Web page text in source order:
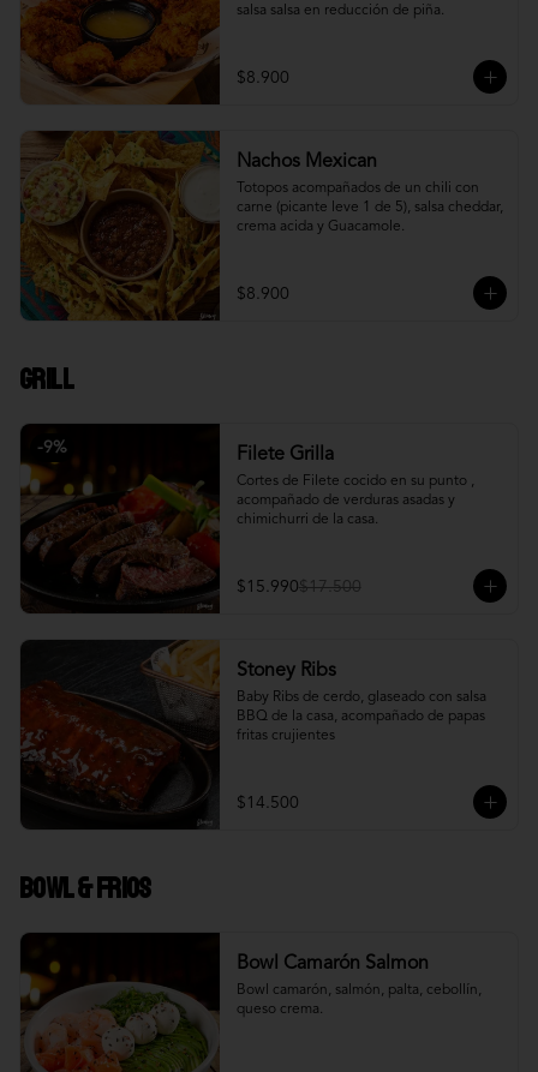
salsa salsa en reducción de piña.
$8.900
Nachos Mexican
Totopos acompañados de un chili con
carne (picante leve 1 de 5), salsa cheddar,
crema acida y Guacamole.
$8.900
Grill
-9% Filete Grilla
Cortes de Filete cocido en su punto ,
acompañado de verduras asadas y
chimichurri de la casa.
$15.990$17.500
Stoney Ribs
Baby Ribs de cerdo, glaseado con salsa
BBQ de la casa, acompañado de papas
fritas crujientes
$14.500
Bowl & frios
Bowl Camarón Salmon
Bowl camarón, salmón, palta, cebollín,
queso crema.